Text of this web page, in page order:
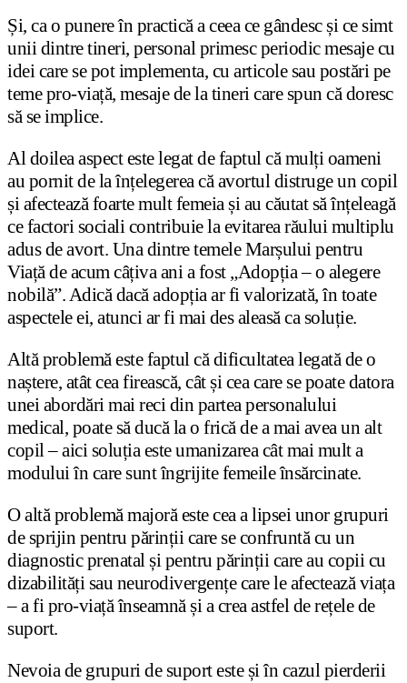
Și, ca o punere în practică a ceea ce gândesc și ce simt
unii dintre tineri, personal primesc periodic mesaje cu
idei care se pot implementa, cu articole sau postări pe
teme pro-viață, mesaje de la tineri care spun că doresc
să se implice.
Al doilea aspect este legat de faptul că mulți oameni
au pornit de la înțelegerea că avortul distruge un copil
și afectează foarte mult femeia și au căutat să înțeleagă
ce factori sociali contribuie la evitarea răului multiplu
adus de avort. Una dintre temele Marșului pentru
Viață de acum câțiva ani a fost „Adopția – o alegere
nobilă”. Adică dacă adopția ar fi valorizată, în toate
aspectele ei, atunci ar fi mai des aleasă ca soluție.
Altă problemă este faptul că dificultatea legată de o
naștere, atât cea firească, cât și cea care se poate datora
unei abordări mai reci din partea personalului
medical, poate să ducă la o frică de a mai avea un alt
copil – aici soluția este umanizarea cât mai mult a
modului în care sunt îngrijite femeile însărcinate.
O altă problemă majoră este cea a lipsei unor grupuri
de sprijin pentru părinții care se confruntă cu un
diagnostic prenatal și pentru părinții care au copii cu
dizabilități sau neurodivergențe care le afectează viața
– a fi pro-viață înseamnă și a crea astfel de rețele de
suport.
Nevoia de grupuri de suport este și în cazul pierderii